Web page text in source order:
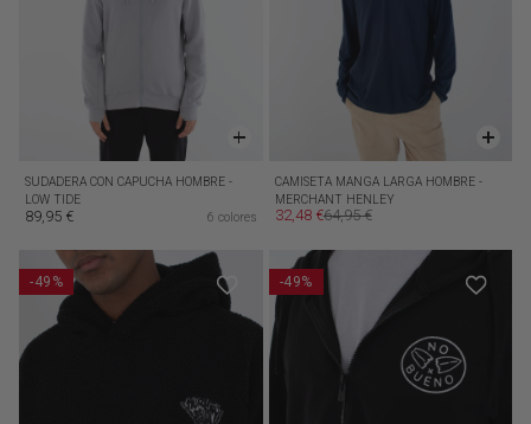
SUDADERA CON CAPUCHA HOMBRE -
LOW TIDE
Precio habitual
89,95 € 6 colores
CAMISETA MANGA LARGA HOMBRE -
MERCHANT HENLEY
Precio de oferta
32,48 €Precio habitual
64,95 €
-49% -49%